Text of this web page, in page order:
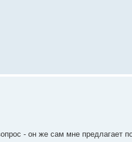
- он же сам мне предлагает